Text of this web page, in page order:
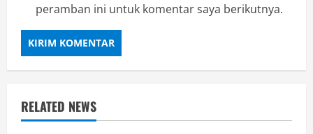
peramban ini untuk komentar saya berikutnya.
RELATED NEWS